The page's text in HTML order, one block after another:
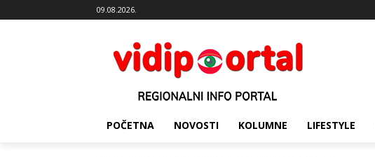
09.08.2026.
POČETNA NOVOSTI KOLUMNE LIFESTYLE